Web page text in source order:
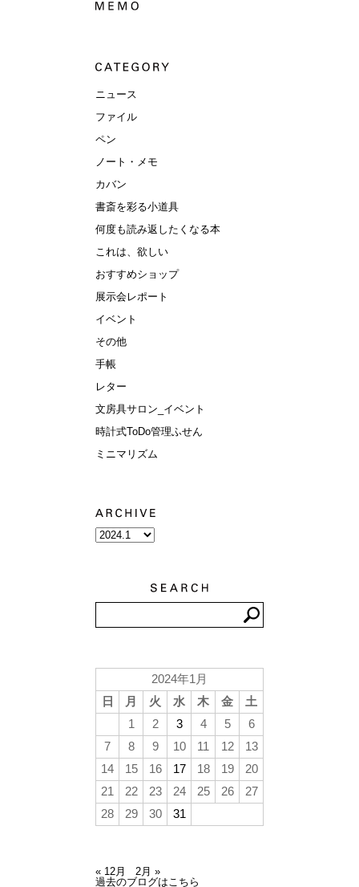
ニュース
ファイル
ペン
ノート・メモ
カバン
書斎を彩る小道具
何度も読み返したくなる本
これは、欲しい
おすすめショップ
展示会レポート
イベント
その他
手帳
レター
文房具サロン_イベント
時計式ToDo管理ふせん
ミニマリズム
2024年1月
日
月 火 水 木 金
土
1
2 3 4 5
6
7
8 9 10 11 12
13
14
15 16 17 18 19
20
21
22 23 24 25 26
27
28
29 30 31
« 12月
2月 »
過去のブログはこちら